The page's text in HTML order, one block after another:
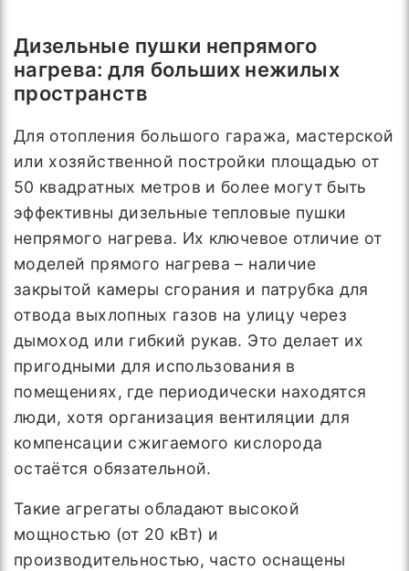
Дизельные пушки непрямого
нагрева: для больших нежилых
пространств
Для отопления большого гаража, мастерской
или хозяйственной постройки площадью от
50 квадратных метров и более могут быть
эффективны дизельные тепловые пушки
непрямого нагрева. Их ключевое отличие от
моделей прямого нагрева – наличие
закрытой камеры сгорания и патрубка для
отвода выхлопных газов на улицу через
дымоход или гибкий рукав. Это делает их
пригодными для использования в
помещениях, где периодически находятся
люди, хотя организация вентиляции для
компенсации сжигаемого кислорода
остаётся обязательной.
Такие агрегаты обладают высокой
мощностью (от 20 кВт) и
производительностью, часто оснащены